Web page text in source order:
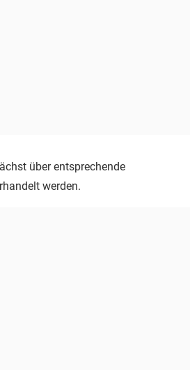
über entsprechende
werden.